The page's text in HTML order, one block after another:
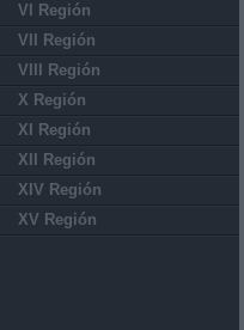
VI Región
VII Región
VIII Región
X Región
XI Región
XII Región
XIV Región
XV Región